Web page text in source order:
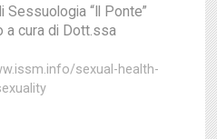
Sessuologia “Il Ponte”
a cura di Dott.ssa
sexual-health-